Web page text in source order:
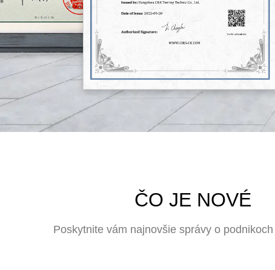
ČO JE NOVÉ
Poskytnite vám najnovšie správy o